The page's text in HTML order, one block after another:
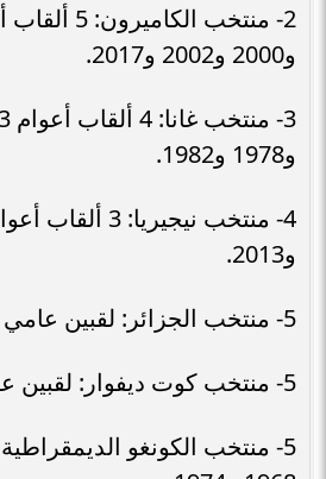
و2000 و2002 و2017.
و1978 و1982.
و2013.
5- منتخب الجزائر: لقبين عامي 1990 و2019.
5- منتخب كوت ديفوار: لقبين عامي 1992 و2015.
5- منتخب الكونغو